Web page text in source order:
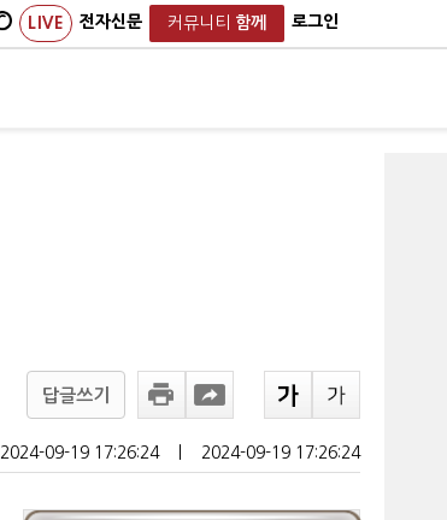
LIVE 전자신문 커뮤니티 함께 로그인
답글쓰기
2024-09-19 17:26:24 2024-09-19 17:26:24